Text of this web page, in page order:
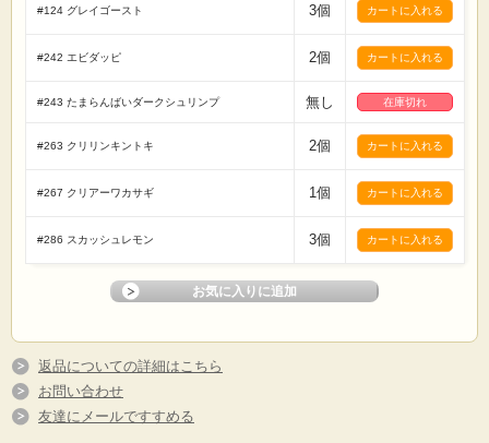
#124 グレイゴースト 3個
#242 エビダッピ 2個
#243 たまらんばいダークシュリンプ 無し 在庫切れ
#263 クリリンキントキ 2個
#267 クリアーワカサギ 1個
#286 スカッシュレモン 3個
返品についての詳細はこちら
お問い合わせ
友達にメールですすめる